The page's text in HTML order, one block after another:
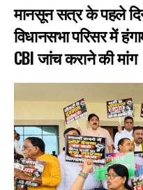
मानसून सत्र के पहले
विधानसभा परिसर में
CBI जांच कराने की मांग